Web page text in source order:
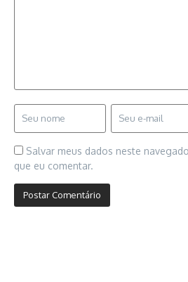
Salvar meus dados neste
que eu comentar.